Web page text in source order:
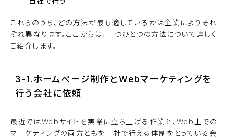
これらのうち、どの方法が最も適しているかは企業によりそれ
ぞれ異なります。ここからは、一つひとつの方法について詳しく
ご紹介します。
3-1.ホームページ制作とWebマーケティングを
行う会社に依頼
最近ではWebサイトを実際に立ち上げる作業と、Web上での
マーケティングの両方ともを一社で行える体制をとっている会